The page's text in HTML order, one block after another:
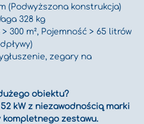
(Podwyższona konstrukcja)
328 kg
300 m², Pojemność > 65 litrów
zegary na
obiektu?
kW z niezawodnością marki
kompletnego zestawu.